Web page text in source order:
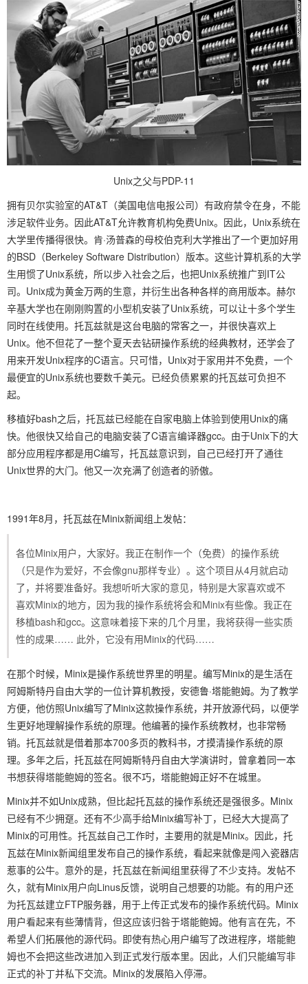
Unix之父与PDP-11
拥有贝尔实验室的AT&T（美国电信电报公司）有政府禁令在身，不能
涉足软件业务。因此AT&T允许教育机构免费Unix。因此，Unix系统在
大学里传播得很快。肯·汤普森的母校伯克利大学推出了一个更加好用
的BSD（Berkeley Software Distribution）版本。这些计算机系的大学
生用惯了Unix系统，所以步入社会之后，也把Unix系统推广到IT公
司。Unix成为黄金万两的生意，并衍生出各种各样的商用版本。赫尔
辛基大学也在刚刚购置的小型机安装了Unix系统，可以让十多个学生
同时在线使用。托瓦兹就是这台电脑的常客之一，并很快喜欢上
Unix。他不但花了一整个夏天去钻研操作系统的经典教材，还学会了
用来开发Unix程序的C语言。只可惜，Unix对于家用并不免费，一个
最便宜的Unix系统也要数千美元。已经负债累累的托瓦兹可负担不
起。
移植好bash之后，托瓦兹已经能在自家电脑上体验到使用Unix的痛
快。他很快又给自己的电脑安装了C语言编译器gcc。由于Unix下的大
部分应用程序都是用C编写，托瓦兹意识到，自己已经打开了通往
Unix世界的大门。他又一次充满了创造者的骄傲。
1991年8月，托瓦兹在Minix新闻组上发帖：
各位Minix用户，大家好。我正在制作一个（免费）的操作系统
（只是作为爱好，不会像gnu那样专业）。这个项目从4月就启动
了，并将要准备好。我想听听大家的意见，特别是大家喜欢或不
喜欢Minix的地方，因为我的操作系统将会和Minix有些像。我正在
移植bash和gcc。这意味着接下来的几个月里，我将获得一些实质
性的成果…… 此外，它没有用Minix的代码……
在那个时候，Minix是操作系统世界里的明星。编写Minix的是生活在
阿姆斯特丹自由大学的一位计算机教授，安德鲁·塔能鲍姆。为了教学
方便，他仿照Unix编写了Minix这款操作系统，并开放源代码，以便学
生更好地理解操作系统的原理。他编著的操作系统教材，也非常畅
销。托瓦兹就是借着那本700多页的教科书，才摸清操作系统的原
理。多年之后，托瓦兹在阿姆斯特丹自由大学演讲时，曾拿着同一本
书想获得塔能鲍姆的签名。很不巧，塔能鲍姆正好不在城里。
Minix并不如Unix成熟，但比起托瓦兹的操作系统还是强很多。Minix
已经有不少拥趸。还有不少高手给Minix编写补丁，已经大大提高了
Minix的可用性。托瓦兹自己工作时，主要用的就是Minix。因此，托
瓦兹在Minix新闻组里发布自己的操作系统，看起来就像是闯入瓷器店
惹事的公牛。意外的是，托瓦兹在新闻组里获得了不少支持。发帖不
久，就有Minix用户向Linus反馈，说明自己想要的功能。有的用户还
为托瓦兹建立FTP服务器，用于上传正式发布的操作系统代码。Minix
用户看起来有些薄情背，但这应该归咎于塔能鲍姆。他有言在先，不
希望人们拓展他的源代码。即使有热心用户编写了改进程序，塔能鲍
姆也不会把这些改进加入到正式发行版本里。因此，人们只能编写非
正式的补丁并私下交流。Minix的发展陷入停滞。